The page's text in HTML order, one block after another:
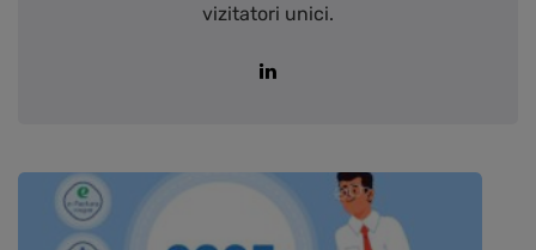
vizitatori unici.